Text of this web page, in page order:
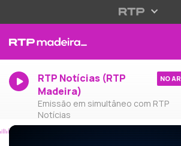
RTP Notícias (RTP
Madeira)
Emissão em simultâneo com RTP
Notícias
NO AR